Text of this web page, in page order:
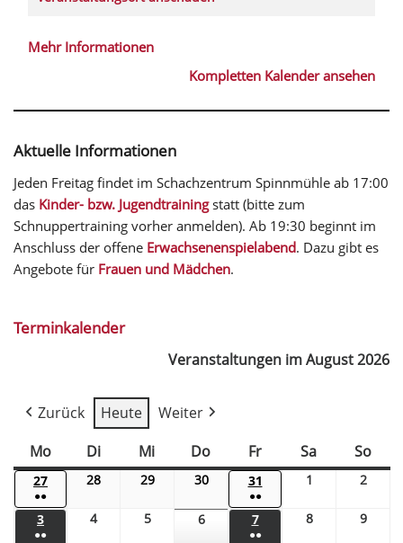
Mehr Informationen
Kompletten Kalender ansehen
Aktuelle Informationen
Jeden Freitag findet im Schachzentrum Spinnmühle ab 17:00
das Kinder- bzw. Jugendtrainingstatt (bitte zum
Schnuppertraining vorher anmelden). Ab 19:30 beginnt im
Anschluss der offene Erwachsenenspielabend. Dazu gibt es
Angebote für Frauen und Mädchen.
Terminkalender
Veranstaltungen im August 2026
Zurück Heute
Weiter
Mo
Di Mi Do Fr Sa So
27
●●
28 29 30 31
●●
1 2
3
●●
4 5 6 7
●●
8 9